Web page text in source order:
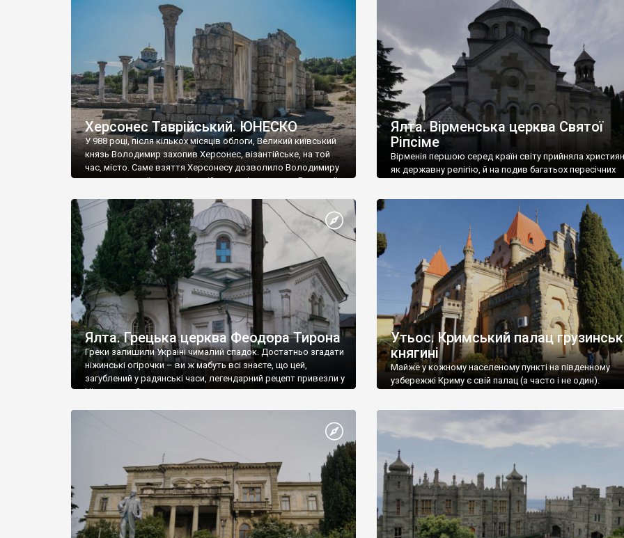
візантійської доби. Раритети викрадені з фондів об’єкту
культурної спадщини ЮНЕСКО «Херсонеса Таврійського».
Офіційно – на виставку «Золото Візантії», але експерти та
влада в Україні вважають це лише […]
називаються «повстяками» (postaki)…” “Вино. Крим
виробляє відмінне вино і його вдосталь: воно все
легке біле і дуже […]
Херсонес Таврійський. ЮНЕСКО
У 988 році, після кількох місяців облоги, Великий київський
князь Володимир захопив Херсонес, візантійське, на той
час, місто. Саме взяття Херсонесу дозволило Володимиру
диктувати свої умови візантійському імператору Василю ІІ,
Херсонесі Володимир-язичник, став Василем-
християнином. А потім було Хрещення Русі. На честь
Херсонесу Таврійського названо місто […]
Ялта. Вірменська церква Святої
Ріпсіме
Вірменія першою серед країн світу прийняла
як державну релігію, й на подив багатьох пересічних
Ялта. Грецька церква Феодора Тирона
Греки залишили Україні чималий спадок. Достатньо згадати
ніжинські огірочки – ви ж мабуть всі знаєте, що цей,
загублений у радянські часи, легендарний рецепт привезли у
Ніжин греки?
Утьос. Кримський палац
княгині
Майже у кожному населеному пункті на південному
узбережжі Криму є свій палац (а часто і не один).